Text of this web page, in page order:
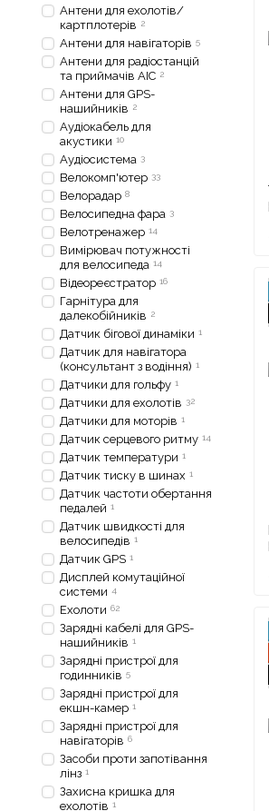
Антени для ехолотів/
картплотерів 2
Антени для навігаторів 5
Антени для радіостанцій
та приймачів АІС 2
Антени для GPS-
нашийників 2
Аудіокабель для
акустики 10
Аудіосистема 3
Велокомп'ютер 33
Велорадар 8
Велосипедна фара 3
Велотренажер 14
Вимірювач потужності
для велосипеда 14
Відеореєстратор 16
Гарнітура для
далекобійників 2
Датчик бігової динаміки 1
Датчик для навігатора
(консультант з водіння) 1
Датчики для гольфу 1
Датчики для ехолотів 32
Датчики для моторів 1
Датчик серцевого ритму 14
Датчик температури 1
Датчик тиску в шинах 1
Датчик частоти обертання
педалей 1
Датчик швидкості для
велосипедів 1
Датчик GPS 1
Дисплей комутаційної
системи 4
Ехолоти 62
Зарядні кабелі для GPS-
нашийників 1
Зарядні пристрої для
годинників 5
Зарядні пристрої для
екшн-камер 1
Зарядні пристрої для
навігаторів 6
Засоби проти запотівання
лінз 1
Захисна кришка для
ехолотів 1